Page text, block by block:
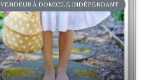
VENDEUR À DOMICILE INDÉPENDANT